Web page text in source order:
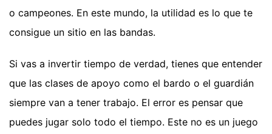
o campeones. En este mundo, la utilidad es lo que te
consigue un sitio en las bandas.
Si vas a invertir tiempo de verdad, tienes que entender
que las clases de apoyo como el bardo o el guardián
siempre van a tener trabajo. El error es pensar que
puedes jugar solo todo el tiempo. Este no es un juego